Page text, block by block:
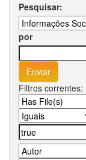
Pesquisar:
por
Filtros correntes: